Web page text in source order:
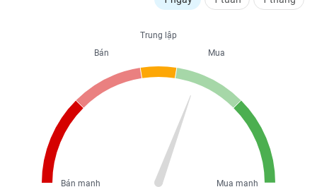
Trung lập
Mua
Mua mạnh
Bán
Bán mạnh